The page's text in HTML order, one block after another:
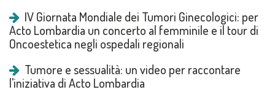
IV Giornata Mondiale dei Tumori Ginecologici: per
Acto Lombardia un concerto al femminile e il tour di
Oncoestetica negli ospedali regionali
Tumore e sessualità: un video per raccontare
l'iniziativa di Acto Lombardia